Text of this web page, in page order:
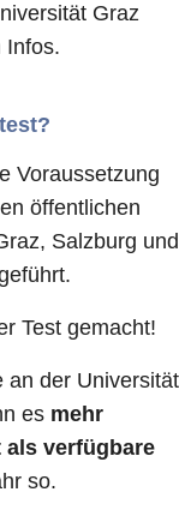
Graz
Infos.
Voraussetzung
öffentlichen
Salzburg und
Test gemacht!
an der Universität
es mehr
verfügbare
so.